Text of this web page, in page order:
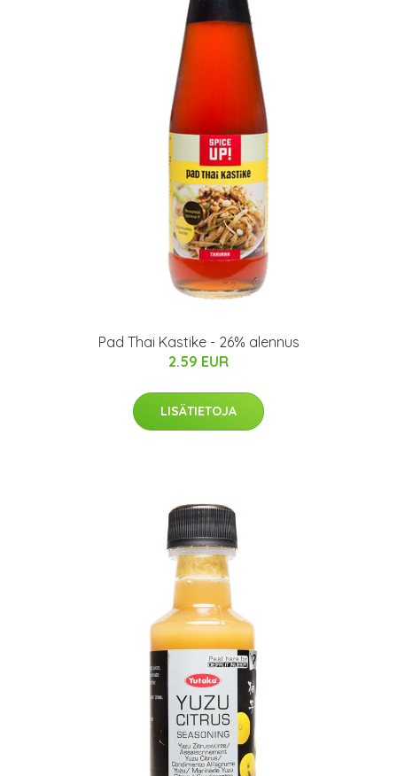
Pad Thai Kastike - 26% alennus
2.59 EUR
LISÄTIETOJA